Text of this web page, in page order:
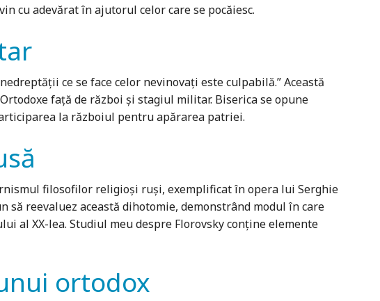
cu adevărat în ajutorul celor care se pocăiesc.
ce se face celor nevinovaţi este culpabilă.” Această
faţă de război şi stagiul militar. Biserica se opune
la războiul pentru apărarea patriei.
filosofilor religioşi ruşi, exemplificat în opera lui Serghie
reevaluez această dihotomie, demonstrând modul în care
al XX-lea. Studiul meu despre Florovsky conţine elemente
ortodox